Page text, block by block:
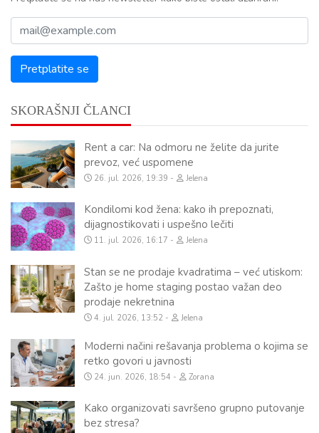
SKORAŠNJI ČLANCI
Rent a car: Na odmoru ne želite da jurite
prevoz, već uspomene
26. jul. 2026, 19:39 Jelena
Kondilomi kod žena: kako ih prepoznati,
dijagnostikovati i uspešno lečiti
11. jul. 2026, 16:17 Jelena
Stan se ne prodaje kvadratima – već utiskom:
Zašto je home staging postao važan deo
prodaje nekretnina
4. jul. 2026, 13:52 Jelena
Moderni načini rešavanja problema o kojima se
retko govori u javnosti
24. jun. 2026, 18:54 Zorana
Kako organizovati savršeno grupno putovanje
bez stresa?